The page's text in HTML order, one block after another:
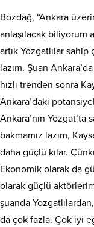
Bozdağ, “Ankara
anlaşılacak biliyorum
artık Yozgatlılar
lazım. Şuan
hızlı trenden sonra
Ankara’daki
Ankara’nın Yozgat’ta
bakmamız lazım,
daha güçlü kılar.
Ekonomik olarak da
olarak güçlü
şuanda
da çok fazla. Çok iyi